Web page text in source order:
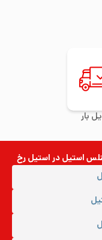
بار
استیلدر استیل رخ